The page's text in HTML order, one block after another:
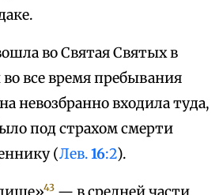
во Святая Святых в
все время пребывания
невозбранно входила туда,
под страхом смерти
(Лев.16:2).
43